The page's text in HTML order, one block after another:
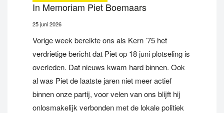
In Memoriam Piet Boemaars
25 juni 2026
Vorige week bereikte ons als Kern ’75 het
verdrietige bericht dat Piet op 18 juni plotseling is
overleden. Dat nieuws kwam hard binnen. Ook
al was Piet de laatste jaren niet meer actief
binnen onze partij, voor velen van ons blijft hij
onlosmakelijk verbonden met de lokale politiek